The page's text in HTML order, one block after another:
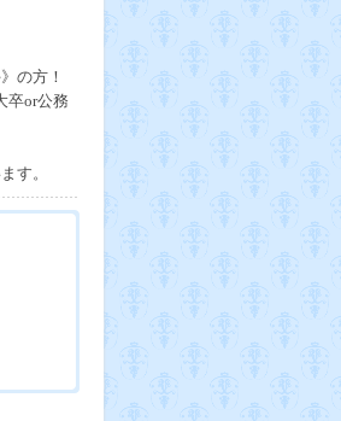
の方！
卒or公務
す。